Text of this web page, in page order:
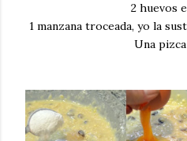
2 huevos
1 manzana troceada, yo la
Una